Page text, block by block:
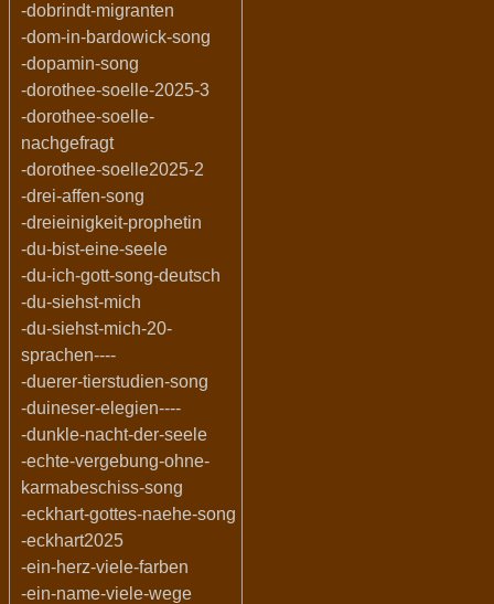
-dobrindt-migranten
-dom-in-bardowick-song
-dopamin-song
-dorothee-soelle-2025-3
-dorothee-soelle-
nachgefragt
-dorothee-soelle2025-2
-drei-affen-song
-dreieinigkeit-prophetin
-du-bist-eine-seele
-du-ich-gott-song-deutsch
-du-siehst-mich
-du-siehst-mich-20-
sprachen----
-duerer-tierstudien-song
-duineser-elegien----
-dunkle-nacht-der-seele
-echte-vergebung-ohne-
karmabeschiss-song
-eckhart-gottes-naehe-song
-eckhart2025
-ein-herz-viele-farben
-ein-name-viele-wege